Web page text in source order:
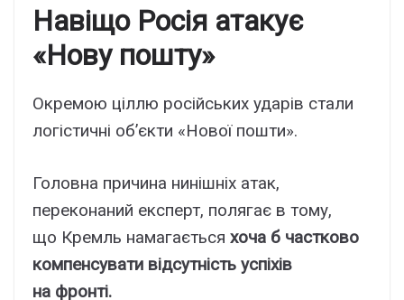
Навіщо Росія атакує
«Нову пошту»
Окремою ціллю російських ударів стали
логістичні об’єкти «Нової пошти».
Головна причина нинішніх атак,
переконаний експерт, полягає в тому,
що Кремль намагається хоча б частково
компенсувати відсутність успіхів
на фронті.